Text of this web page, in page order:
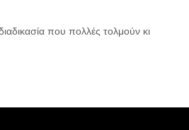
που πολλές τολμούν κι